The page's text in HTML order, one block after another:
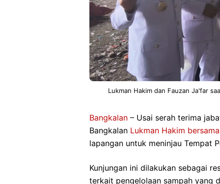
Lukman Hakim dan Fauzan Ja'far
Bangkalan – Usai serah terima
Bangkalan Lukman Hakim
lapangan untuk meninjau Tempat
Kunjungan ini dilakukan sebagai
terkait pengelolaan sampah yang